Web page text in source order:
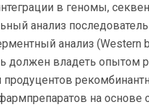
в геномы,
анализ
анализ (Western
должен владеть опытом
продуцентов
на